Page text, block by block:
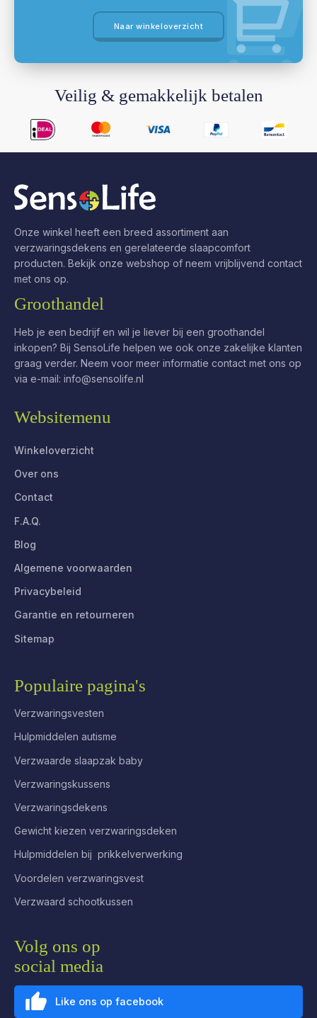
Naar winkeloverzicht
Veilig & gemakkelijk betalen
Onze winkel heeft een breed assortiment aan
verzwaringsdekens en gerelateerde slaapcomfort
producten. Bekijk onze webshop of neem vrijblijvend contact
met ons op.
Groothandel
Heb je een bedrijf en wil je liever bij een groothandel
inkopen? Bij SensoLife helpen we ook onze zakelijke klanten
graag verder. Neem voor meer informatie contact met ons op
via e-mail: info@sensolife.nl
Websitemenu
Winkeloverzicht
Over ons
Contact
F.A.Q.
Blog
Algemene voorwaarden
Privacybeleid
Garantie en retourneren
Sitemap
Populaire pagina's
Verzwaringsvesten
Hulpmiddelen autisme
Verzwaarde slaapzak baby
Verzwaringskussens
Verzwaringsdekens
Gewicht kiezen verzwaringsdeken
Hulpmiddelen bij prikkelverwerking
Voordelen verzwaringsvest
Verzwaard schootkussen
Volg ons op
social media
Like ons op facebook